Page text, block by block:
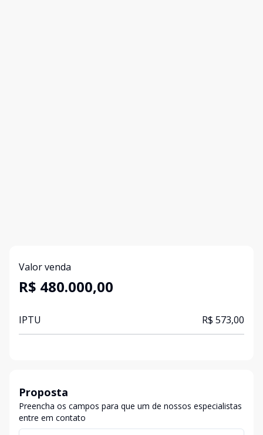
Valor venda
R$ 480.000,00
IPTU R$ 573,00
Proposta
Preencha os campos para que um de nossos especialistas
entre em contato